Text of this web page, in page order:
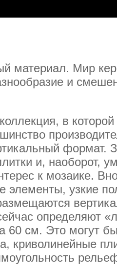
материал. Мир
и
в
формат.
и, наоборот,
к мозаике.
узкие
определяют
60 см. Это могут
криволинейные